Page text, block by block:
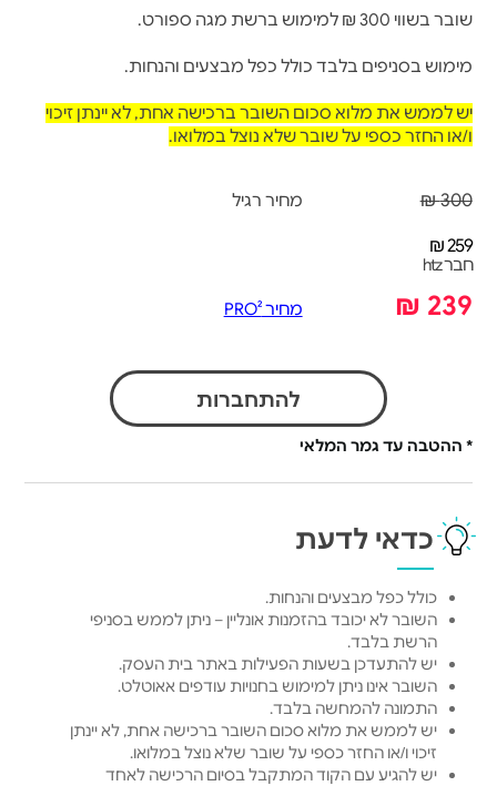
שובר בשווי 300 ₪ למימוש ברשת מגה ספורט.
מימוש בסניפים בלבד כולל כפל מבצעים והנחות.
יש לממש את מלוא סכום השובר ברכישה אחת, לא יינתן זיכוי
ו/או החזר כספי על שובר שלא נוצל במלואו.
300 ₪ מחיר רגיל
259 ₪
חבר htz
239 ₪ מחיר PRO²
להתחברות
* ההטבה עד גמר המלאי
כדאי לדעת
כולל כפל מבצעים והנחות.
השובר לא יכובד בהזמנות אונליין – ניתן לממש בסניפי
הרשת בלבד.
יש להתעדכן בשעות הפעילות באתר בית העסק.
השובר אינו ניתן למימוש בחנויות עודפים אאוטלט.
התמונה להמחשה בלבד.
יש לממש את מלוא סכום השובר ברכישה אחת, לא יינתן
זיכוי ו/או החזר כספי על שובר שלא נוצל במלואו.
יש להגיע עם הקוד המתקבל בסיום הרכישה לאחד